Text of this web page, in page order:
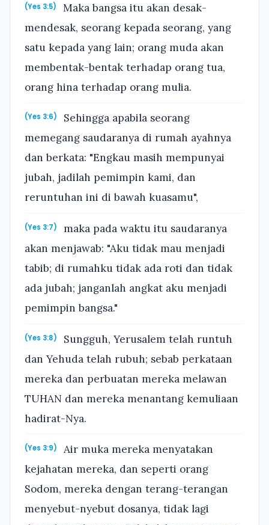
(Yes 3:5)
Maka bangsa itu akan desak-
mendesak, seorang kepada seorang, yang
satu kepada yang lain; orang muda akan
membentak-bentak terhadap orang tua,
orang hina terhadap orang mulia.
(Yes 3:6)
Sehingga apabila seorang
memegang saudaranya di rumah ayahnya
dan berkata: "Engkau masih mempunyai
jubah, jadilah pemimpin kami, dan
reruntuhan ini di bawah kuasamu",
(Yes 3:7)
maka pada waktu itu saudaranya
akan menjawab: "Aku tidak mau menjadi
tabib; di rumahku tidak ada roti dan tidak
ada jubah; janganlah angkat aku menjadi
pemimpin bangsa."
(Yes 3:8)
Sungguh, Yerusalem telah runtuh
dan Yehuda telah rubuh; sebab perkataan
mereka dan perbuatan mereka melawan
TUHAN dan mereka menantang kemuliaan
hadirat-Nya.
(Yes 3:9)
Air muka mereka menyatakan
kejahatan mereka, dan seperti orang
Sodom, mereka dengan terang-terangan
menyebut-nyebut dosanya, tidak lagi